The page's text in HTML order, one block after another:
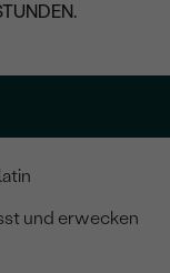
und erwecken